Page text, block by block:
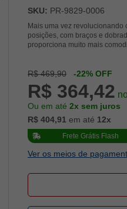
SKU: PR-9829-0006
Mais uma vez revolucionando
posições, com braços e
proporciona muito mais
R$ 469,90 -22% OFF
R$ 364,42
Ou em até 2x sem juros
R$ 404,91 em até 12x
Frete Grátis Flash
Ver os meios de